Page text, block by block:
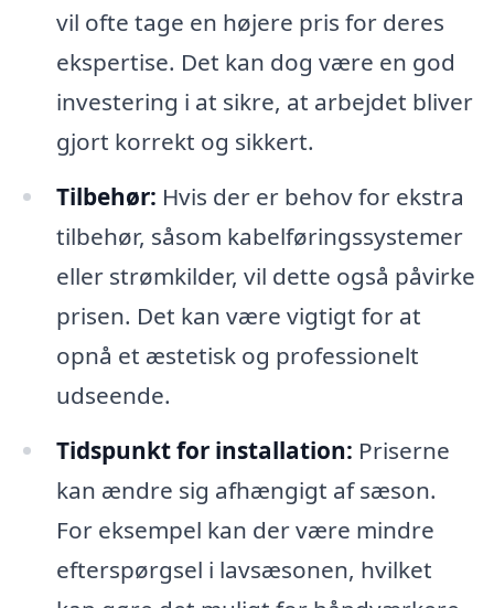
vil ofte tage en højere pris for deres
ekspertise. Det kan dog være en god
investering i at sikre, at arbejdet bliver
gjort korrekt og sikkert.
Tilbehør: Hvis der er behov for ekstra
tilbehør, såsom kabelføringssystemer
eller strømkilder, vil dette også påvirke
prisen. Det kan være vigtigt for at
opnå et æstetisk og professionelt
udseende.
Tidspunkt for installation: Priserne
kan ændre sig afhængigt af sæson.
For eksempel kan der være mindre
efterspørgsel i lavsæsonen, hvilket